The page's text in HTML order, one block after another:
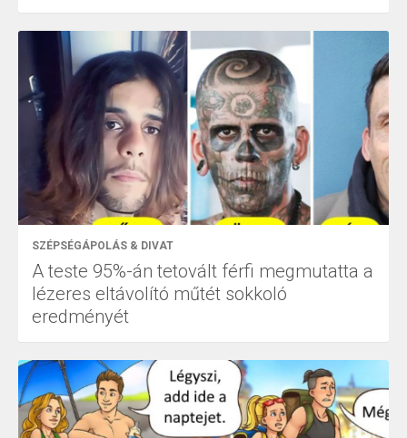
SZÉPSÉGÁPOLÁS & DIVAT
A teste 95%-án tetovált férfi megmutatta a
lézeres eltávolító műtét sokkoló
eredményét